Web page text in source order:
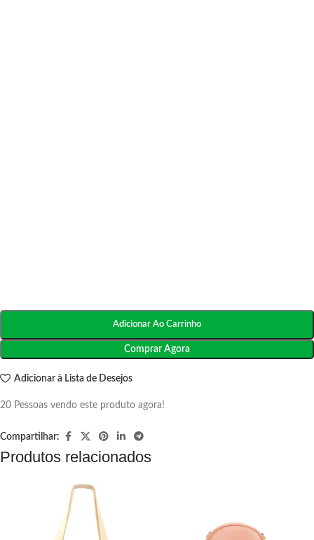
Adicionar Ao Carrinho
Comprar Agora
Adicionar à Lista de Desejos
20 Pessoas vendo este produto agora!
Compartilhar:
Produtos relacionados